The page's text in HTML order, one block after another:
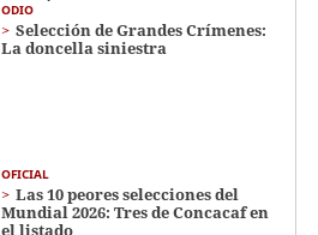
ODIO
Selección de Grandes Crímenes:
La doncella siniestra
OFICIAL
Las 10 peores selecciones del
Mundial 2026: Tres de Concacaf en
el listado